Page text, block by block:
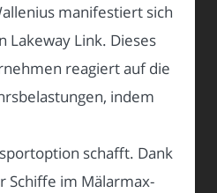
manifestiert sich
Lakeway Link. Dieses
reagiert auf die
indem
schafft. Dank
Schiffe im Mälarmax-